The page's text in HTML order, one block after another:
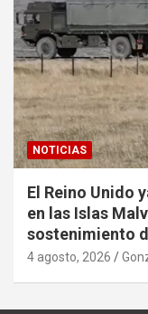
NOTICIAS
El Reino Unido
en las Islas
sostenimiento
4 agosto, 2026